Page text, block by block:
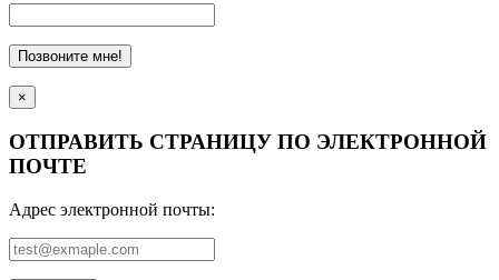
Позвоните мне!
×
ОТПРАВИТЬ СТРАНИЦУ ПО ЭЛЕКТРОННОЙ
ПОЧТЕ
Адрес электронной почты: